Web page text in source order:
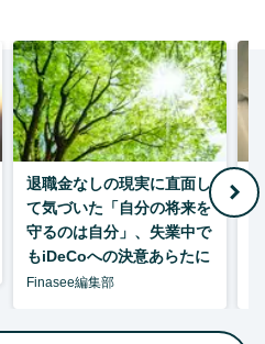
退職金なしの現実に直面し
て気づいた「自分の将来を
守るのは自分」、失業中で
もiDeCoへの決意あらたに
Finasee編集部